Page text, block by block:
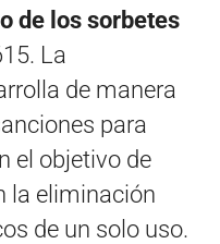
de los sorbetes
La
de manera
para
el objetivo de
la eliminación
de un solo uso.